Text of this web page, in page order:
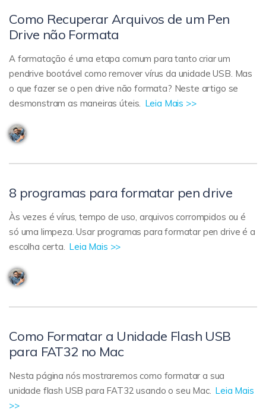
Como Recuperar Arquivos de um Pen
Drive não Formata
A formatação é uma etapa comum para tanto criar um
pendrive bootável como remover vírus da unidade USB. Mas
o que fazer se o pen drive não formata? Neste artigo se
desmonstram as maneiras úteis. Leia Mais >>
8 programas para formatar pen drive
Às vezes é vírus, tempo de uso, arquivos corrompidos ou é
só uma limpeza. Usar programas para formatar pen drive é a
escolha certa. Leia Mais >>
Como Formatar a Unidade Flash USB
para FAT32 no Mac
Nesta página nós mostraremos como formatar a sua
unidade flash USB para FAT32 usando o seu Mac. Leia Mais
>>